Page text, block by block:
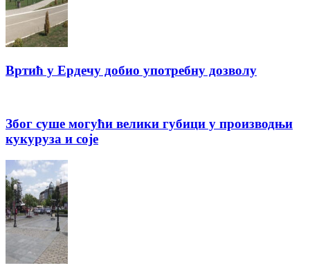
Вртић у Ердечу добио употребну дозволу
Због суше могући велики губици у производњи
кукуруза и соје